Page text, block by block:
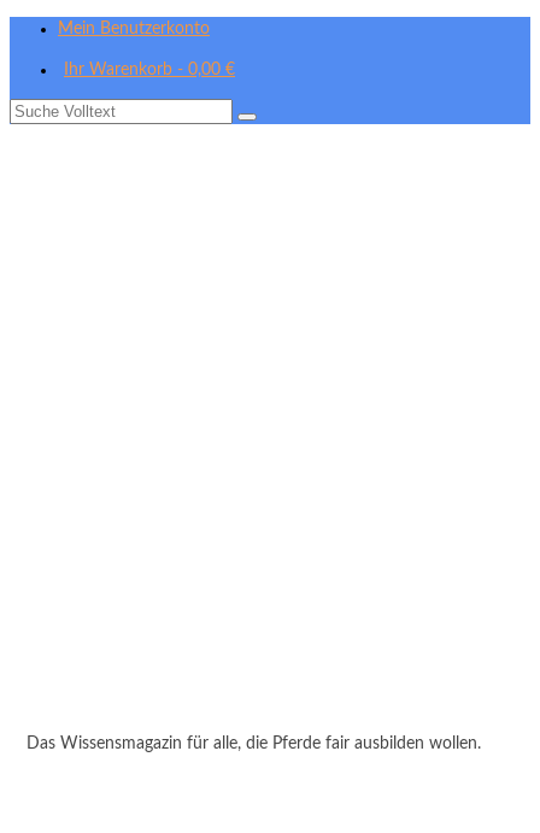
Mein Benutzerkonto
Ihr Warenkorb - 0,00 €
Suche
Das Wissensmagazin für alle, die Pferde fair ausbilden wollen.